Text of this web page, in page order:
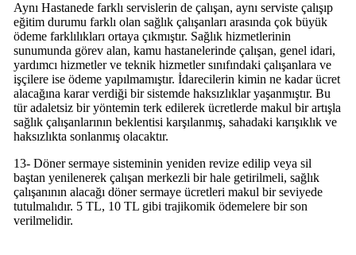
Aynı Hastanede farklı servislerin de çalışan, aynı serviste çalışıp
eğitim durumu farklı olan sağlık çalışanları arasında çok büyük
ödeme farklılıkları ortaya çıkmıştır. Sağlık hizmetlerinin
sunumunda görev alan, kamu hastanelerinde çalışan, genel idari,
yardımcı hizmetler ve teknik hizmetler sınıfındaki çalışanlara ve
işçilere ise ödeme yapılmamıştır. İdarecilerin kimin ne kadar ücret
alacağına karar verdiği bir sistemde haksızlıklar yaşanmıştır. Bu
tür adaletsiz bir yöntemin terk edilerek ücretlerde makul bir artışla
sağlık çalışanlarının beklentisi karşılanmış, sahadaki karışıklık ve
haksızlıkta sonlanmış olacaktır.
13- Döner sermaye sisteminin yeniden revize edilip veya sil
baştan yenilenerek çalışan merkezli bir hale getirilmeli, sağlık
çalışanının alacağı döner sermaye ücretleri makul bir seviyede
tutulmalıdır. 5 TL, 10 TL gibi trajikomik ödemelere bir son
verilmelidir.